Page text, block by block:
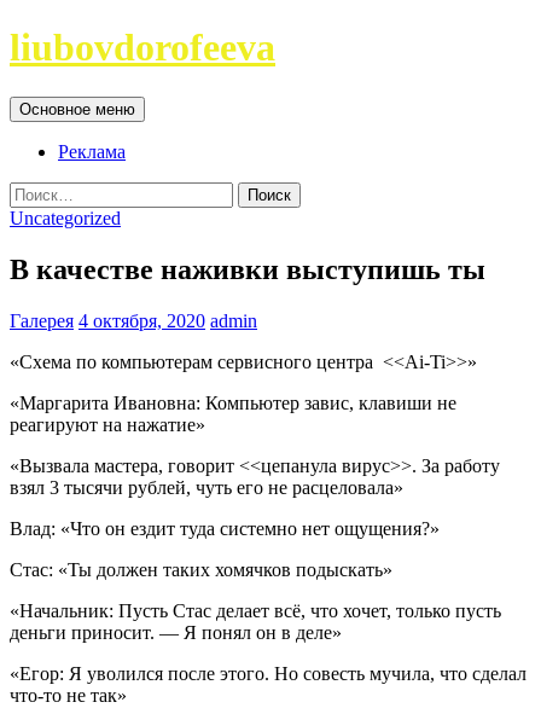
Перейти
к
liubovdorofeeva
Поиск
Основное меню
Реклама
Найти:
Uncategorized
В качестве наживки выступишь ты
Галерея 4 октября, 2020 admin
«Схема по компьютерам сервисного центра <<Ai-Ti>>»
«Маргарита Ивановна: Компьютер завис, клавиши не
реагируют на нажатие»
«Вызвала мастера, говорит <<цепанула вирус>>. За работу
взял 3 тысячи рублей, чуть его не расцеловала»
Влад: «Что он ездит туда системно нет ощущения?»
Стас: «Ты должен таких хомячков подыскать»
«Начальник: Пусть Стас делает всё, что хочет, только пусть
деньги приносит. — Я понял он в деле»
«Егор: Я уволился после этого. Но совесть мучила, что сделал
что-то не так»